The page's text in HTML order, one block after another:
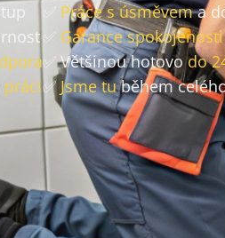
práci
Práce s úsměvema
Garance spokojenosti
✅ Většinou hotovodo
✅ Jsme tuběhem